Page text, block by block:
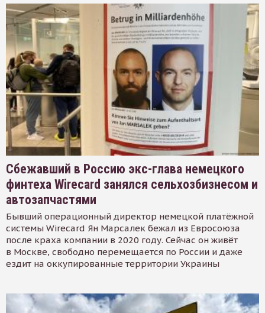
Сбежавший в Россию экс-глава немецкого
финтеха Wirecard занялся сельхозбизнесом и
автозапчастями
Бывший операционный директор немецкой платёжной
системы Wirecard Ян Марсалек бежал из Евросоюза
после краха компании в 2020 году. Сейчас он живёт
в Москве, свободно перемещается по России и даже
ездит на оккупированные территории Украины